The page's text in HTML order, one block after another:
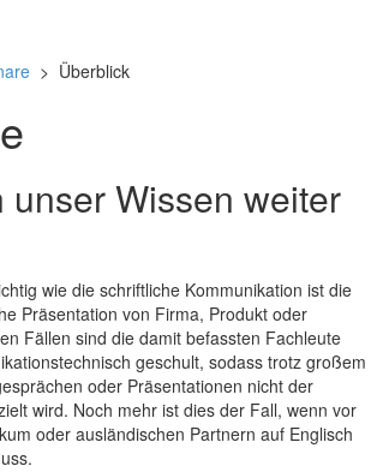
> Überblick
unser Wissen weiter
wie die schriftliche Kommunikation ist die
Präsentation von Firma, Produkt oder
Fällen sind die damit befassten Fachleute
geschult, sodass trotz großem
oder Präsentationen nicht der
wird. Noch mehr ist dies der Fall, wenn vor
oder ausländischen Partnern auf Englisch